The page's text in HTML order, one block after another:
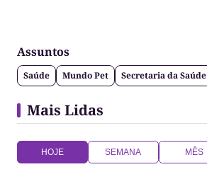
Assuntos
Saúde Mundo Pet Secretaria da Saúde
Mais Lidas
HOJE SEMANA MÊS